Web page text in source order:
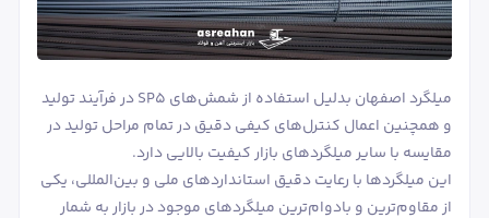
میلگرد اصفهان بدلیل استفاده از شمش‌های SP5 در فرآیند تولید
و همچنین اعمال کنترل‌های کیفی دقیق در تمام مراحل تولید در
مقایسه با سایر میلگردهای بازار کیفیت بالایی دارد.
این میلگردها با رعایت دقیق استانداردهای ملی و بین‌المللی، یکی
از مقاوم‌ترین و بادوام‌ترین میلگردهای موجود در بازار به شمار